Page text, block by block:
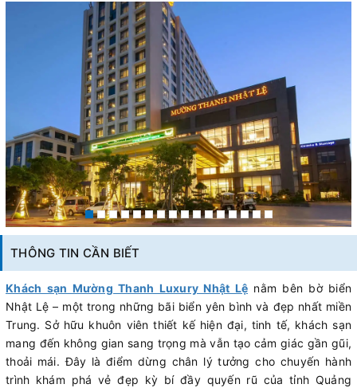
THÔNG TIN CẦN BIẾT
Khách sạn Mường Thanh Luxury Nhật Lệ nằm bên bờ biển
Nhật Lệ – một trong những bãi biển yên bình và đẹp nhất miền
Trung. Sở hữu khuôn viên thiết kế hiện đại, tinh tế, khách sạn
mang đến không gian sang trọng mà vẫn tạo cảm giác gần gũi,
thoải mái. Đây là điểm dừng chân lý tưởng cho chuyến hành
trình khám phá vẻ đẹp kỳ bí đầy quyến rũ của tỉnh Quảng